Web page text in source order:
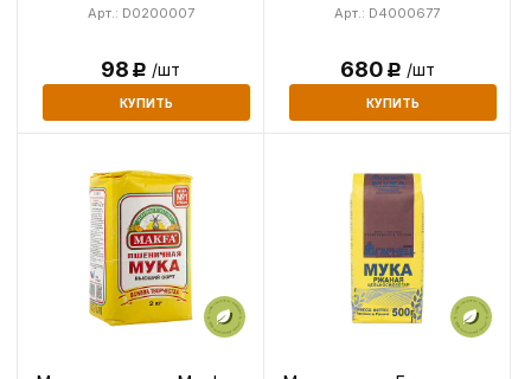
Арт.: D0200007
98Р /шт
КУПИТЬ
Арт.: D4000677
680Р /шт
КУПИТЬ